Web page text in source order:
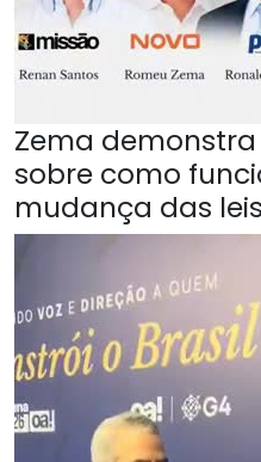
Zema
sobre como
mudança das